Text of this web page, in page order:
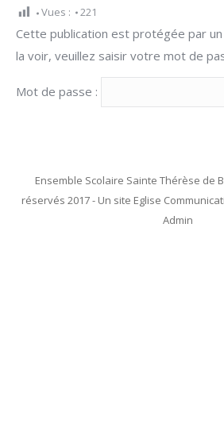
Vues : 221
Cette publication est protégée par
la voir, veuillez saisir votre mot de
Mot de passe :
Ensemble Scolaire Sainte Thérèse de
réservés 2017 - Un site Eglise
Admin